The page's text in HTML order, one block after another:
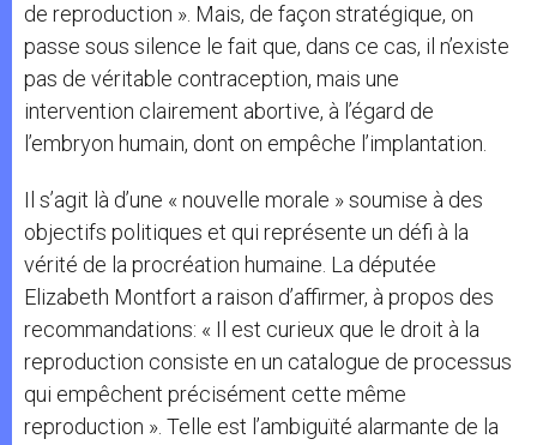
de reproduction ». Mais, de façon stratégique, on
passe sous silence le fait que, dans ce cas, il n’existe
pas de véritable contraception, mais une
intervention clairement abortive, à l’égard de
l’embryon humain, dont on empêche l’implantation.
Il s’agit là d’une « nouvelle morale » soumise à des
objectifs politiques et qui représente un défi à la
vérité de la procréation humaine. La députée
Elizabeth Montfort a raison d’affirmer, à propos des
recommandations: « Il est curieux que le droit à la
reproduction consiste en un catalogue de processus
qui empêchent précisément cette même
reproduction ». Telle est l’ambiguïté alarmante de la